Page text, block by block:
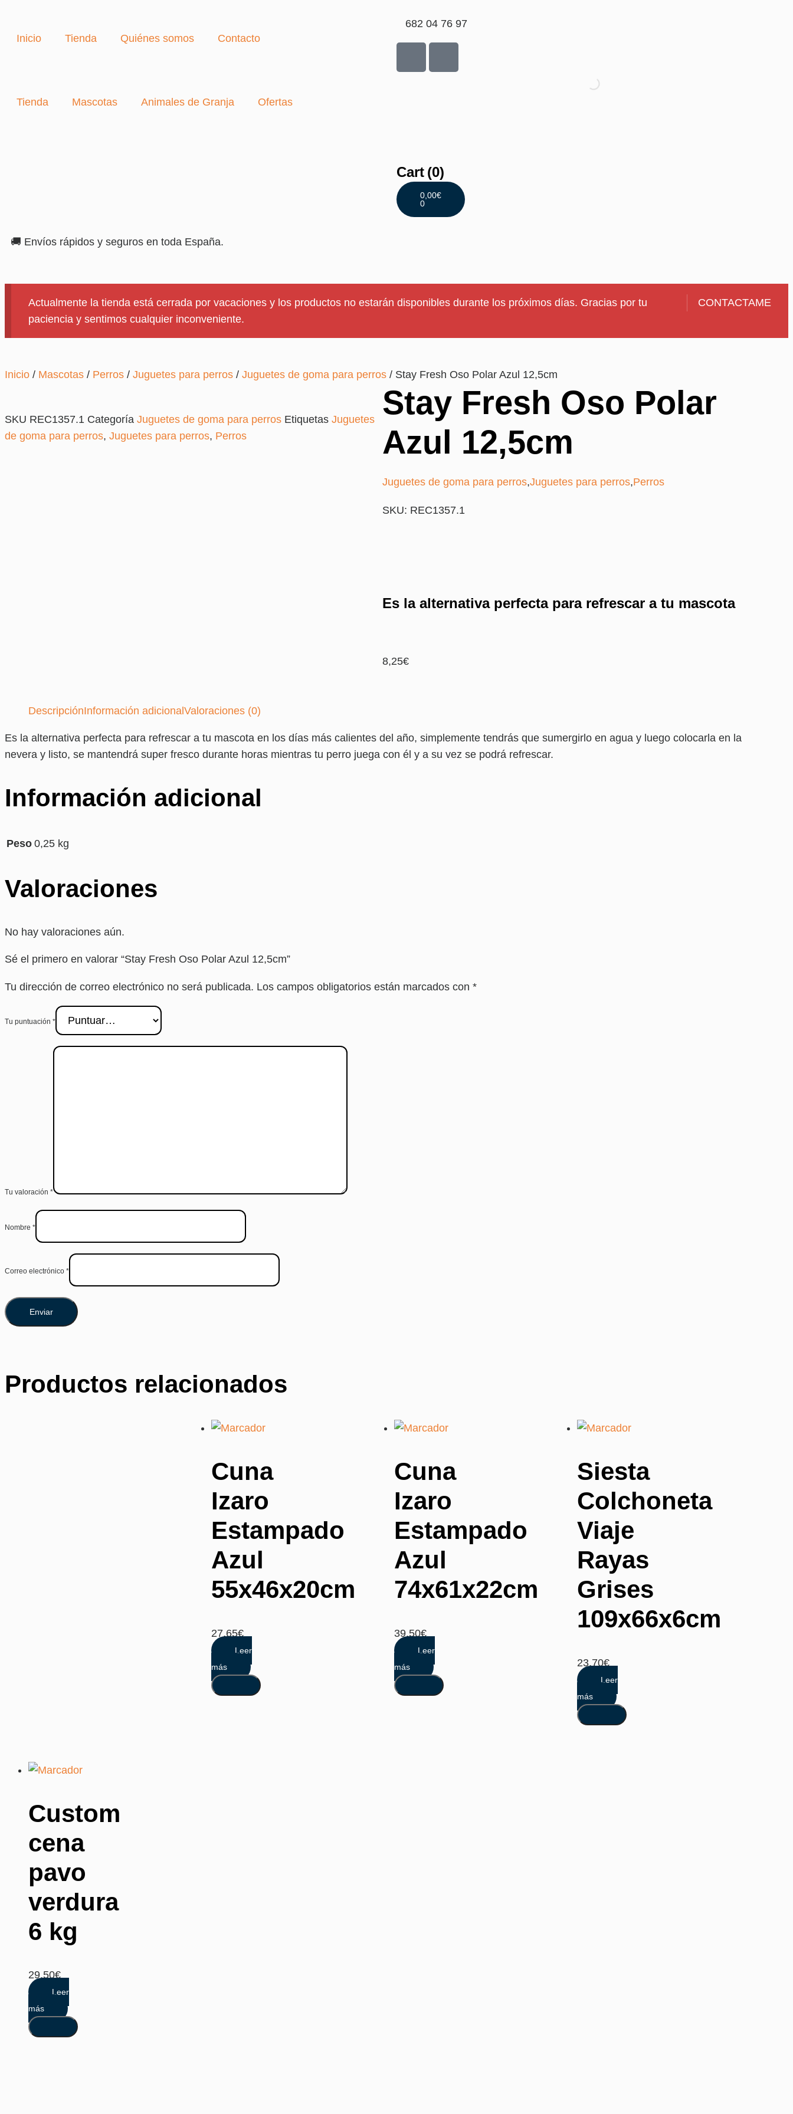
Inicio Tienda Quiénes somos Contacto
682 04 76 97
Tienda Mascotas Animales de Granja Ofertas
Cart (0)
0,00€
0
🚚 Envíos rápidos y seguros en toda España.
CONTACTAME
Actualmente la tienda está cerrada por vacaciones y los productos no estarán disponibles durante los próximos días. Gracias por tu
paciencia y sentimos cualquier inconveniente.
Inicio / Mascotas / Perros / Juguetes para perros / Juguetes de goma para perros / Stay Fresh Oso Polar Azul 12,5cm
SKU REC1357.1 Categoría Juguetes de goma para perros Etiquetas Juguetes
de goma para perros, Juguetes para perros, Perros
Stay Fresh Oso Polar
Azul 12,5cm
Juguetes de goma para perros,Juguetes para perros,Perros
SKU: REC1357.1
Es la alternativa perfecta para refrescar a tu mascota
8,25€
DescripciónInformación adicional Valoraciones (0)
Es la alternativa perfecta para refrescar a tu mascota en los días más calientes del año, simplemente tendrás que sumergirlo en agua y luego colocarla en la
nevera y listo, se mantendrá super fresco durante horas mientras tu perro juega con él y a su vez se podrá refrescar.
Información adicional
Peso 0,25 kg
Valoraciones
No hay valoraciones aún.
Sé el primero en valorar “Stay Fresh Oso Polar Azul 12,5cm”
Tu dirección de correo electrónico no será publicada. Los campos obligatorios están marcados con *
Tu puntuación *
Tu valoración *
Nombre *
Correo electrónico *
Productos relacionados
Cuna
Izaro
Estampado
Azul
55x46x20cm
27,65€
Leer
más
Cuna
Izaro
Estampado
Azul
74x61x22cm
39,50€
Leer
más
Siesta
Colchoneta
Viaje
Rayas
Grises
109x66x6cm
23,70€
Leer
más
Custom
cena
pavo
verdura
6 kg
29,50€
Leer
más